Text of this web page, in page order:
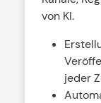
von KI.
jeder